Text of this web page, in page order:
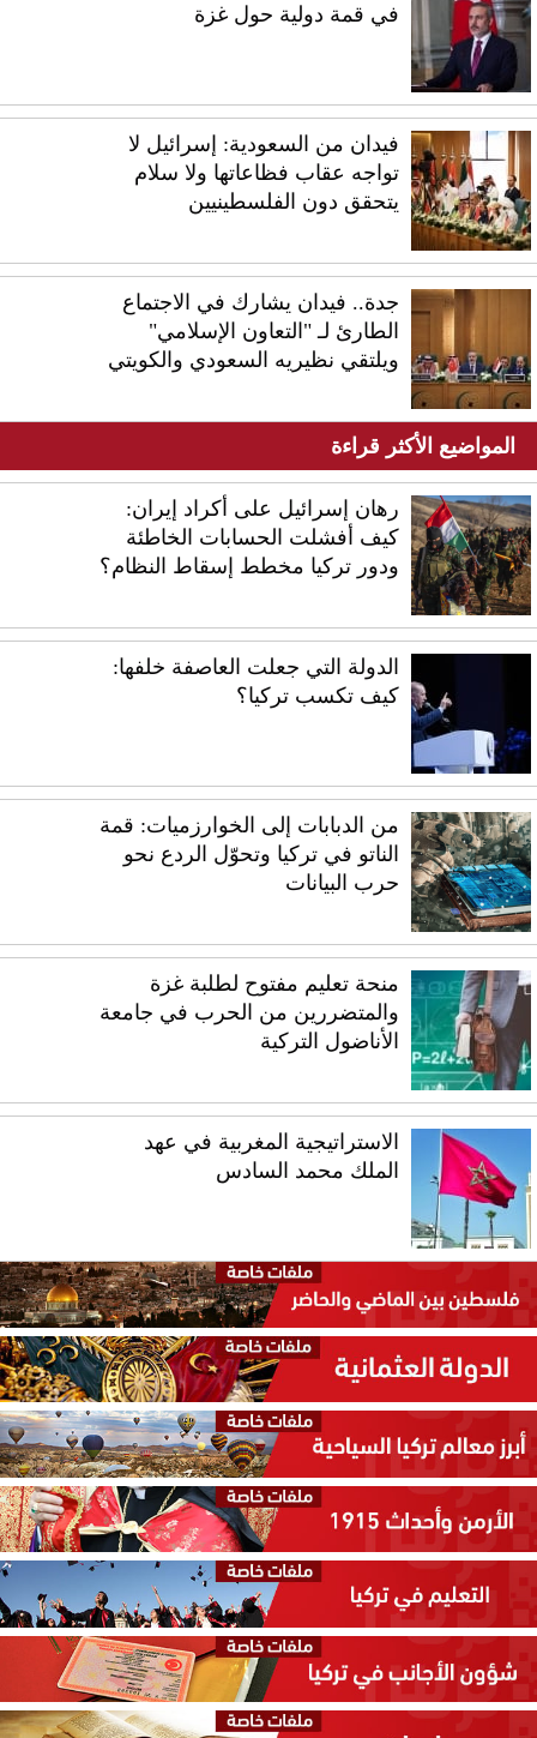
في قمة دولية حول غزة
فيدان من السعودية: إسرائيل لا
تواجه عقاب فظاعاتها ولا سلام
يتحقق دون الفلسطينيين
جدة.. فيدان يشارك في الاجتماع
الطارئ لـ "التعاون الإسلامي"
ويلتقي نظيريه السعودي والكويتي
المواضيع الأكثر قراءة
رهان إسرائيل على أكراد إيران:
كيف أفشلت الحسابات الخاطئة
ودور تركيا مخطط إسقاط النظام؟
الدولة التي جعلت العاصفة خلفها:
كيف تكسب تركيا؟
من الدبابات إلى الخوارزميات: قمة
الناتو في تركيا وتحوّل الردع نحو
حرب البيانات
منحة تعليم مفتوح لطلبة غزة
والمتضررين من الحرب في جامعة
الأناضول التركية
الاستراتيجية المغربية في عهد
الملك محمد السادس